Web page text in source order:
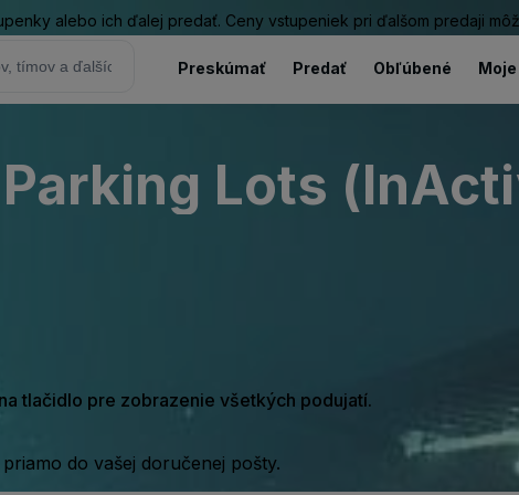
alebo ich ďalej predať. Ceny vstupeniek pri ďalšom predaji
Preskúmať Predať Obľúbené
Lots
tlačidlo pre zobrazenie všetkých podujatí.
do vašej doručenej pošty.